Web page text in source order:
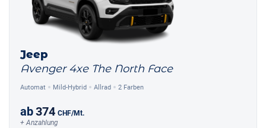
Jeep
Avenger 4xe The North Face
Automat Mild-Hybrid Allrad 2 Farben
ab374 CHF/Mt.
+ Anzahlung